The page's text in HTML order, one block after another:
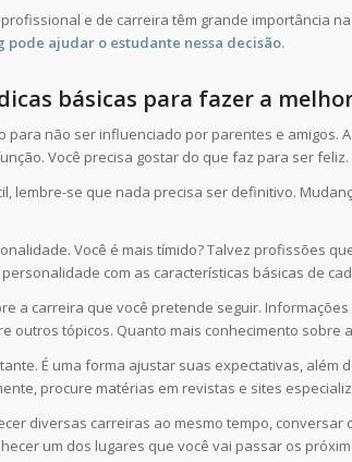
e de carreira têm grande importância
pode ajudar o estudante nessa decisão.
básicas para fazer a
para não ser influenciado por parentes e amigos.
Você precisa gostar do que faz para ser feliz.
lembre-se que nada precisa ser definitivo.
Você é mais tímido? Talvez profissões
com as características básicas de
a carreira que você pretende seguir.
outros tópicos. Quanto mais conhecimento sobre
É uma forma ajustar suas expectativas, além
procure matérias em revistas e sites
diversas carreiras ao mesmo tempo, conversar
um dos lugares que você vai passar os